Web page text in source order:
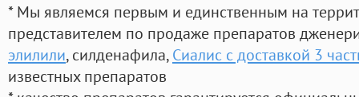
* Мы являемся первым и единственным на
представителем по продаже препаратов
элилили, силденафила, Сиалис с доставкой 3
известных препаратов